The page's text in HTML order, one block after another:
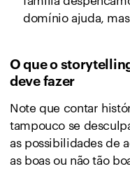
domínio ajuda,
O que o
deve fazer
Note que contar
tampouco se
as possibilidades de
as boas ou não tão